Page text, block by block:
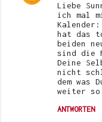
Liebe
ich mal
Kalender:
hat das
beiden
sind die
Deine
nicht
dem was
weiter
ANTWORTEN